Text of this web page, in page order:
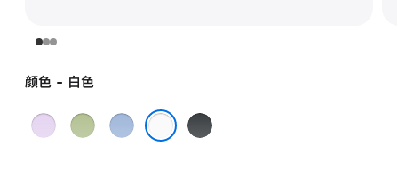
颜色 - 白色
薰
鼠
青
黑